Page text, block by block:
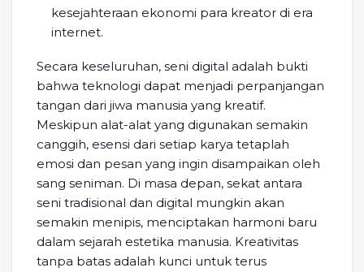
kesejahteraan ekonomi para kreator di era
internet.
Secara keseluruhan, seni digital adalah bukti
bahwa teknologi dapat menjadi perpanjangan
tangan dari jiwa manusia yang kreatif.
Meskipun alat-alat yang digunakan semakin
canggih, esensi dari setiap karya tetaplah
emosi dan pesan yang ingin disampaikan oleh
sang seniman. Di masa depan, sekat antara
seni tradisional dan digital mungkin akan
semakin menipis, menciptakan harmoni baru
dalam sejarah estetika manusia. Kreativitas
tanpa batas adalah kunci untuk terus